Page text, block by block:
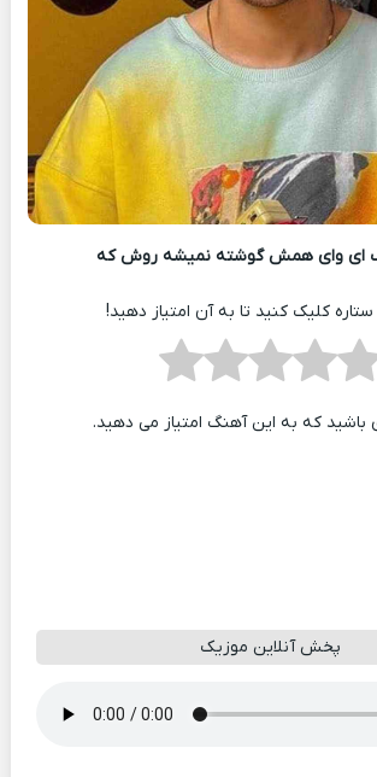
ای وای همش گوشته نمیشه روش که
کلیک کنید تا به آن امتیاز دهید!
باشید که به این آهنگ امتیاز می دهید.
پخش آنلاین موزیک